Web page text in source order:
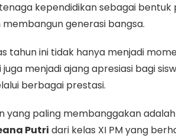
kependidikan sebagai
generasi bangsa.
tahun ini tidak hanya menjadi
menjadi ajang apresiasi bagi
berbagai prestasi.
yang paling membanggakan
Putri dari kelas XI PM yang